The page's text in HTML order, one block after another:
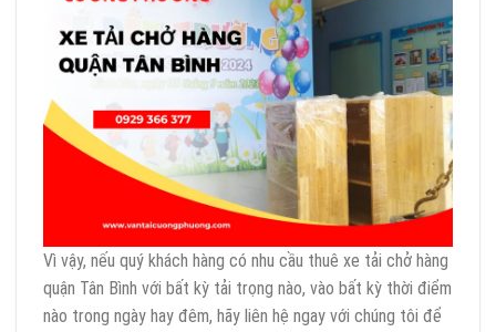
Vì vậy, nếu quý khách hàng có nhu cầu thuê xe tải chở hàng
quận Tân Bình với bất kỳ tải trọng nào, vào bất kỳ thời điểm
nào trong ngày hay đêm, hãy liên hệ ngay với chúng tôi để